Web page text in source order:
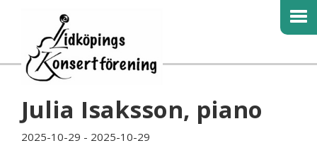
Julia Isaksson, piano
2025-10-29 - 2025-10-29